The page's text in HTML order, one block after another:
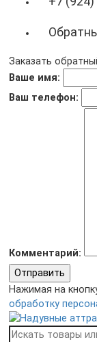
Заказать
Ваше имя:
Ваш телефон:
Комментарий:
Отправить
Нажимая на
обработку